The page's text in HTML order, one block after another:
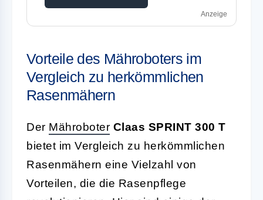
Anzeige
Vorteile des Mähroboters im
Vergleich zu herkömmlichen
Rasenmähern
Der Mähroboter Claas SPRINT 300 T
bietet im Vergleich zu herkömmlichen
Rasenmähern eine Vielzahl von
Vorteilen, die die Rasenpflege